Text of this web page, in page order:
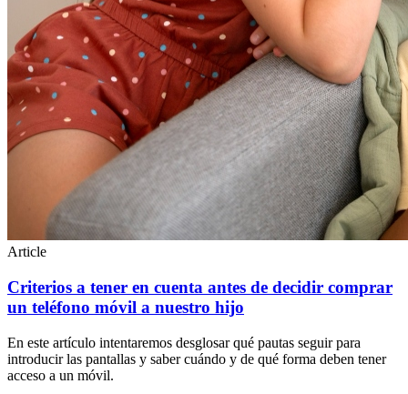
Article
Criterios a tener en cuenta antes de decidir comprar
un teléfono móvil a nuestro hijo
En este artículo intentaremos desglosar qué pautas seguir para
introducir las pantallas y saber cuándo y de qué forma deben tener
acceso a un móvil.